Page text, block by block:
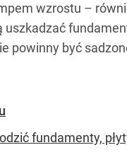
wzrostu –
uszkadzać
powinny być
fundamenty,